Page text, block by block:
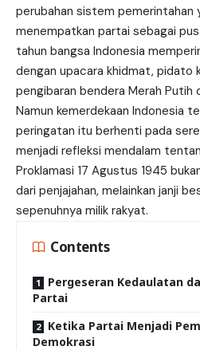
perubahan sistem pemerintahan
menempatkan partai sebagai
tahun bangsa Indonesia
dengan upacara khidmat, pidato
pengibaran bendera Merah Putih
Namun kemerdekaan Indonesia
peringatan itu berhenti pada
menjadi refleksi mendalam
Proklamasi 17 Agustus 1945
dari penjajahan, melainkan janji
sepenuhnya milik rakyat.
Contents
Pergeseran Kedaulatan
Partai
Ketika Partai Menjadi
Demokrasi